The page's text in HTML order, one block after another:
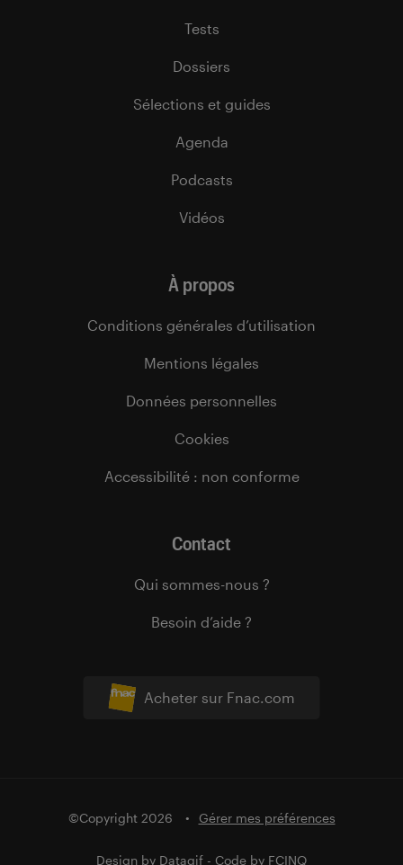
Acheter sur Fnac.com
Tests
Dossiers
Sélections et guides
Agenda
Podcasts
Vidéos
À propos
Conditions générales d’utilisation
Mentions légales
Données personnelles
Cookies
Accessibilité : non conforme
Contact
Qui sommes-nous ?
Besoin d’aide ?
©Copyright 2026 Gérer mes préférences
Design by Datagif - Code by FCINQ